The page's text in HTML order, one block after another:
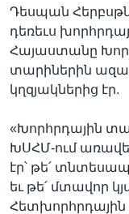
Դեսպան
դեռեւս
Հայաստանը
տարիներին
կղզյակներից էր.
«Խորհրդային
ԽՍՀՄ-ում
էր՝ թե՛
եւ թե՛ մտավոր